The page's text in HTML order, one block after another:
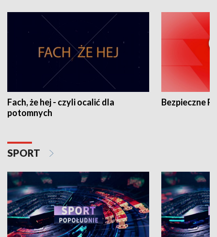
Fach, że hej - czyli ocalić dla
potomnych
Bezpieczne
SPORT